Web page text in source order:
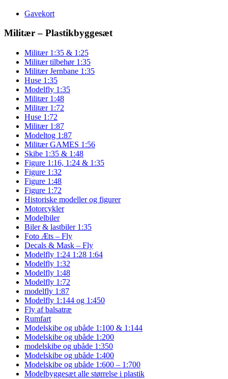
Gavekort
Militær – Plastikbyggesæt
Militær 1:35 & 1:25
Militær tilbehør 1:35
Militær Jernbane 1:35
Huse 1:35
Modelfly 1:35
Militær 1:48
Militær 1:72
Huse 1:72
Militær 1:87
Modeltog 1:87
Militær GAMES 1:56
Skibe 1:35 & 1:48
Figure 1:16, 1:24 & 1:35
Figure 1:32
Figure 1:48
Figure 1:72
Historiske modeller og figurer
Motorcykler
Modelbiler
Biler & lastbiler 1:35
Foto Æts – Fly
Decals & Mask – Fly
Modelfly 1:24 1:28 1:64
Modelfly 1:32
Modelfly 1:48
Modelfly 1:72
modelfly 1:87
Modelfly 1:144 og 1:450
Fly af balsatræ
Rumfart
Modelskibe og ubåde 1:100 & 1:144
Modelskibe og ubåde 1:200
modelskibe og ubåde 1:350
Modelskibe og ubåde 1:400
Modelskibe og ubåde 1:600 – 1:700
Modelbyggesæt alle størrelse i plastik